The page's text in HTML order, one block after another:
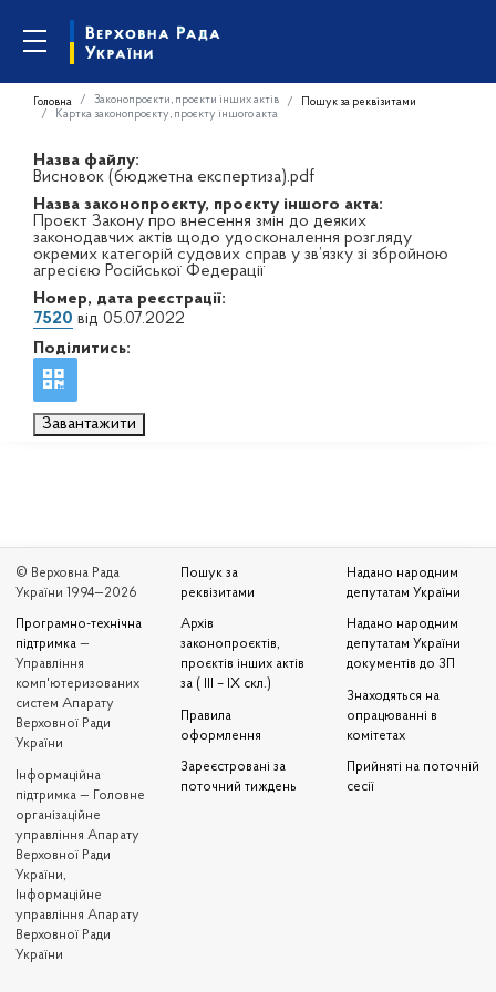
Головна Законопроєкти, проєкти інших актів
Пошук за реквізитами
Картка законопроєкту, проєкту іншого акта
Назва файлу:
Висновок (бюджетна експертиза).pdf
Назва законопроєкту, проєкту іншого акта:
Проєкт Закону про внесення змін до деяких
законодавчих актів щодо удосконалення розгляду
окремих категорій судових справ у зв’язку зі збройною
агресією Російської Федерації
Номер, дата реєстрації:
7520 від 05.07.2022
Поділитись:
Завантажити
© Верховна Рада
України 1994—2026
Програмно-технічна
підтримка —
Управління
комп'ютеризованих
систем Апарату
Верховної Ради
України
Iнформаційна
підтримка — Головне
організаційне
управління Апарату
Верховної Ради
України,
Інформаційне
управління Апарату
Верховної Ради
України
Пошук за
реквізитами
Архів
законопроєктів,
проєктів інших актів
за ( III – IX скл.)
Правила
оформлення
Зареєстровані за
поточний тиждень
Надано народним
депутатам України
Надано народним
депутатам України
документів до ЗП
Знаходяться на
опрацюванні в
комітетах
Прийняті на поточній
сесії